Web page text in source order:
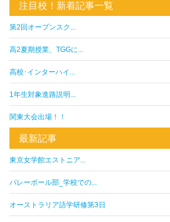
注目校！新着記事一覧
第2回オープンスク...
高2夏期授業、TGGに...
高校･インターハイ...
1年生対象進路説明...
関東大会出場！！
最新記事
東京女学館エストニア...
バレーボール部_学校での...
オーストラリア語学研修第3日